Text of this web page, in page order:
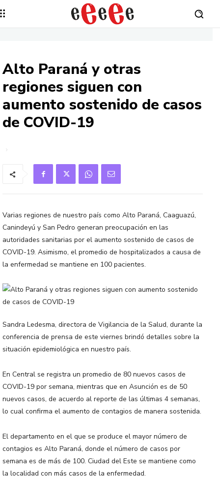
Alto Paraná y otras
regiones siguen con
aumento sostenido de casos
de COVID-19
Varias regiones de nuestro país como Alto Paraná, Caaguazú,
Canindeyú y San Pedro generan preocupación en las
autoridades sanitarias por el aumento sostenido de casos de
COVID-19. Asimismo, el promedio de hospitalizados a causa de
la enfermedad se mantiene en 100 pacientes.
Sandra Ledesma, directora de Vigilancia de la Salud, durante la
conferencia de prensa de este viernes brindó detalles sobre la
situación epidemiológica en nuestro país.
En Central se registra un promedio de 80 nuevos casos de
COVID-19 por semana, mientras que en Asunción es de 50
nuevos casos, de acuerdo al reporte de las últimas 4 semanas,
lo cual confirma el aumento de contagios de manera sostenida.
El departamento en el que se produce el mayor número de
contagios es Alto Paraná, donde el número de casos por
semana es de más de 100. Ciudad del Este se mantiene como
la localidad con más casos de la enfermedad.